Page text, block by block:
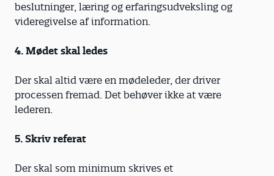
beslutninger, læring og erfaringsudveksling og
videregivelse af information.
4. Mødet skal ledes
Der skal altid være en mødeleder, der driver
processen fremad. Det behøver ikke at være
lederen.
5. Skriv referat
Der skal som minimum skrives et